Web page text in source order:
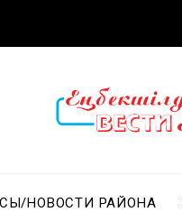
НОВОСТИ РАЙОНА